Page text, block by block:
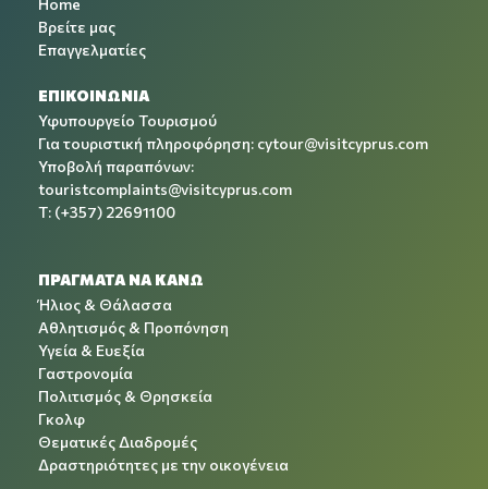
Home
Βρείτε μας
Επαγγελματίες
ΕΠΙΚΟΙΝΩΝΙΑ
Υφυπουργείο Τουρισμού
Για τουριστική πληροφόρηση: cytour@visitcyprus.com
Υποβολή παραπόνων:
touristcomplaints@visitcyprus.com
T: (+357) 22691100
ΠΡΑΓΜΑΤΑ ΝΑ ΚΑΝΩ
Ήλιος & Θάλασσα
Αθλητισμός & Προπόνηση
Υγεία & Ευεξία
Γαστρονομία
Πολιτισμός & Θρησκεία
Γκολφ
Θεματικές Διαδρομές
Δραστηριότητες με την οικογένεια